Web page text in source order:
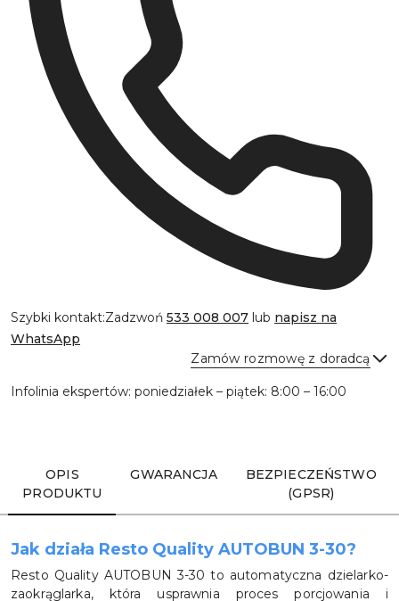
Szybki kontakt:Zadzwoń 533 008 007 lub napisz na
WhatsApp
Zamów rozmowę z doradcą
Infolinia ekspertów: poniedziałek – piątek: 8:00 – 16:00
OPIS
PRODUKTU
GWARANCJA
BEZPIECZEŃSTWO
(GPSR)
Jak działa Resto Quality AUTOBUN 3-30?
Resto Quality AUTOBUN 3-30 to automatyczna dzielarko-
zaokrąglarka, która usprawnia proces porcjowania i